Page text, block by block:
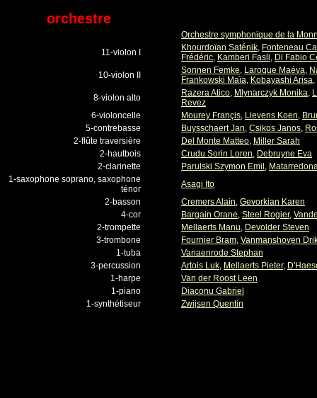
orchestre
Orchestre symphonique de la
11-violon I
Khourdoïan Saténik, Fonteneau
Frédéric, Kamberi Fasli, Di Fabio
10-violon II
Sonnen Femke, Laroque Maéva,
Frankowski Maïa, Kobayashi Arisa,
8-violon alto
Razera Atico, Mlynarczyk Monika,
Revez
6-violoncelle
Mourey Françis, Lievens Koen,
5-contrebasse
Buysschaert Jan, Csikos Janos,
2-flûte traversière
Del Monte Matteo, Miller Sarah
2-hautbois
Crudu Sorin Loren, Debruyne Eva
2-clarinette
Parulski Szymon Emil ,
1-saxophone soprano, saxophone
ténor
Asagi Ito
2-basson
Cremers Alain, Gevorkian Karen
4-cor
Bargain Orane, Steel Rogier,
2-trompette
Mellaerts Manu, Devolder Steven
3-trombone
Fournier Bram, Vanmanshoven
1-tuba
Vanaenrode Stephan
3-percussion
Artois Luk, Mellaerts Pieter,
1-harpe
Van der Roost Leen
1-piano
Diaconu Gabriel
1-synthétiseur
Zwijsen Quentin